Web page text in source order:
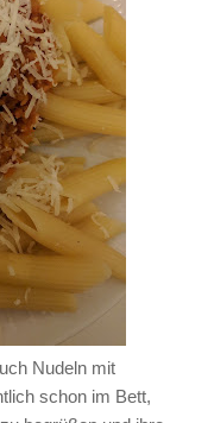
Nudeln mit
schon im Bett,